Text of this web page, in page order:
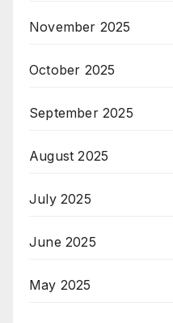
November 2025
October 2025
September 2025
August 2025
July 2025
June 2025
May 2025